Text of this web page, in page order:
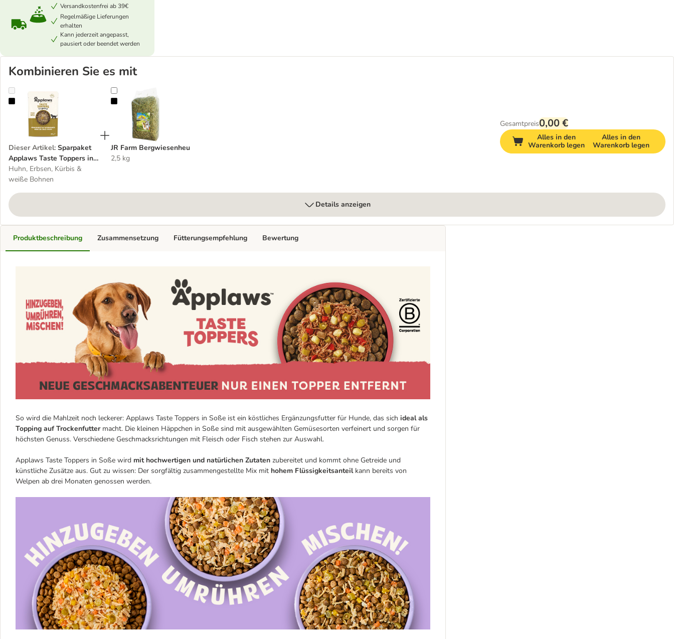
Versandkostenfrei ab 39€
Regelmäßige Lieferungen
erhalten
Kann jederzeit angepasst,
pausiert oder beendet werden
Kombinieren Sie es mit
Sparpaket Applaws Taste Toppers in Soße 24 x 85 g
Dieser Artikel: Sparpaket
Applaws Taste Toppers in
Soße 24 x 85 g
Huhn, Erbsen, Kürbis &
weiße Bohnen
JR Farm Bergwiesenheu
JR Farm Bergwiesenheu
2,5 kg
Gesamtpreis0,00 €
Alles in den
Warenkorb legen
Alles in den
Warenkorb legen
Details anzeigen
Produktbeschreibung
So wird die Mahlzeit noch leckerer: Applaws Taste Toppers in Soße ist ein köstliches Ergänzungsfutter für Hunde, das sich ideal als
Topping auf Trockenfuttermacht. Die kleinen Häppchen in Soße sind mit ausgewählten Gemüsesorten verfeinert und sorgen für
höchsten Genuss. Verschiedene Geschmacksrichtungen mit Fleisch oder Fisch stehen zur Auswahl.
Applaws Taste Toppers in Soße wird mit hochwertigen und natürlichen Zutaten zubereitet und kommt ohne Getreide und
künstliche Zusätze aus. Gut zu wissen: Der sorgfältig zusammengestellte Mix mit hohem Flüssigkeitsanteilkann bereits von
Welpen ab drei Monaten genossen werden.
Zusammensetzung Fütterungsempfehlung Bewertung